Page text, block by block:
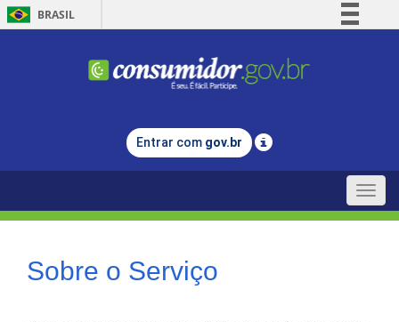
BRASIL
Comunica BR
Legislação
Entrar com gov.br
Toggle
Sobre o Serviço